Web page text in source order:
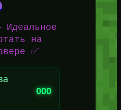
Идеальное
на
✅
000